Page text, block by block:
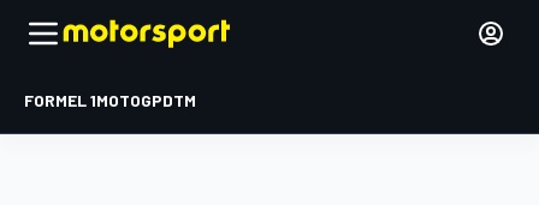
FORMEL 1MOTOGPDTM